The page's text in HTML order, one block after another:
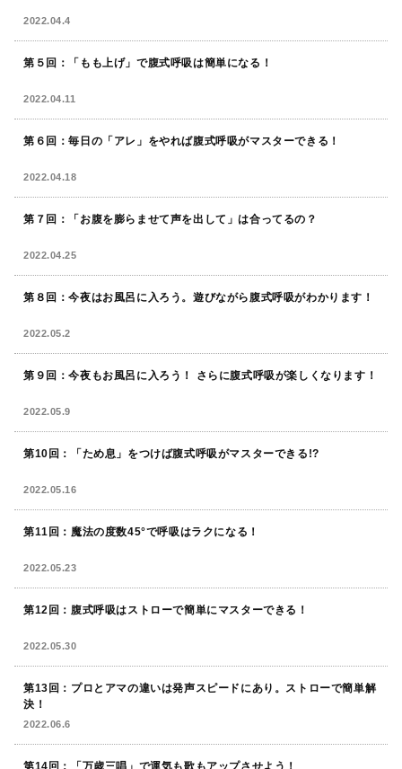
2022.04.4
第５回：「もも上げ」で腹式呼吸は簡単になる！
2022.04.11
第６回：毎日の「アレ」をやれば腹式呼吸がマスターできる！
2022.04.18
第７回：「お腹を膨らませて声を出して」は合ってるの？
2022.04.25
第８回：今夜はお風呂に入ろう。遊びながら腹式呼吸がわかります！
2022.05.2
第９回：今夜もお風呂に入ろう！ さらに腹式呼吸が楽しくなります！
2022.05.9
第10回：「ため息」をつけば腹式呼吸がマスターできる!?
2022.05.16
第11回：魔法の度数45°で呼吸はラクになる！
2022.05.23
第12回：腹式呼吸はストローで簡単にマスターできる！
2022.05.30
第13回：プロとアマの違いは発声スピードにあり。ストローで簡単解
決！
2022.06.6
第14回：「万歳三唱」で運気も歌もアップさせよう！